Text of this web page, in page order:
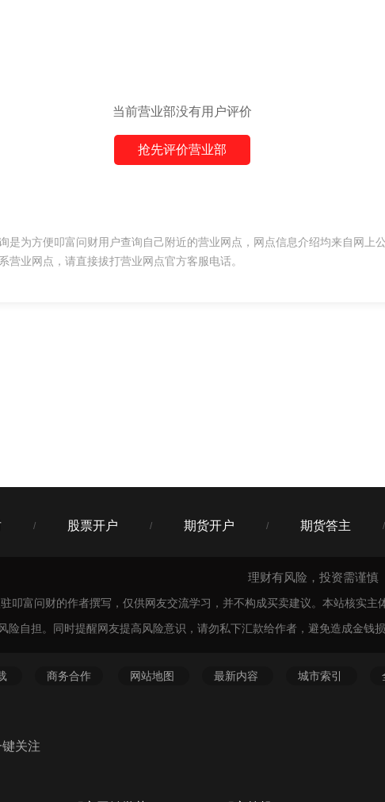
当前营业部没有用户评价
抢先评价营业部
是为方便叩富问财用户查询自己附近的营业网点，网点信息介绍均来自网上
营业网点，请直接拔打营业网点官方客服电话。
/ 股票开户 / 期货开户 / 期货答主 /
理财有风险，投资需谨慎
叩富问财的作者撰写，仅供网友交流学习，并不构成买卖建议。本站核实
险自担。同时提醒网友提高风险意识，请勿私下汇款给作者，避免造成金钱损
商务合作 网站地图 最新内容 城市索引
关注